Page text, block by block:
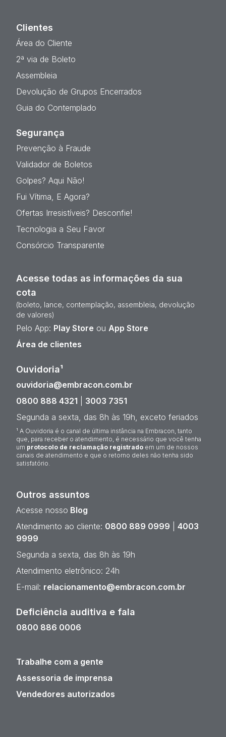
Clientes
Área do Cliente
2ª via de Boleto
Assembleia
Devolução de Grupos Encerrados
Guia do Contemplado
Segurança
Prevenção à Fraude
Validador de Boletos
Golpes? Aqui Não!
Fui Vítima, E Agora?
Ofertas Irresistíveis? Desconfie!
Tecnologia a Seu Favor
Consórcio Transparente
Acesse todas as informações da sua
cota
(boleto, lance, contemplação, assembleia, devolução
de valores)
Pelo App: Play Store ou App Store
Área de clientes
Ouvidoria¹
ouvidoria@embracon.com.br
0800 888 4321
3003 7351
Segunda a sexta, das 8h às 19h, exceto feriados
¹ A Ouvidoria é o canal de última instância na Embracon, tanto
que, para receber o atendimento, é necessário que você tenha
um protocolo de reclamação registrado em um de nossos
canais de atendimento e que o retorno deles não tenha sido
satisfatório.
Outros assuntos
Acesse nosso Blog
Atendimento ao cliente: 0800 889 0999
4003
9999
Segunda a sexta, das 8h às 19h
Atendimento eletrônico: 24h
E-mail: relacionamento@embracon.com.br
Deficiência auditiva e fala
0800 886 0006
Trabalhe com a gente
Assessoria de imprensa
Vendedores autorizados